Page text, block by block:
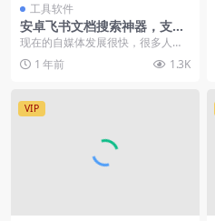
工具软件
安卓飞书文档搜索神器，支持
一键检索全网公开飞书文档内
容
现在的自媒体发展很快，很多人喜
欢把自己整理的内容中放在飞书文
档中所以飞书文档一直...
1 年前 1.3K
VIP